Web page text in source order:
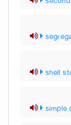
shell